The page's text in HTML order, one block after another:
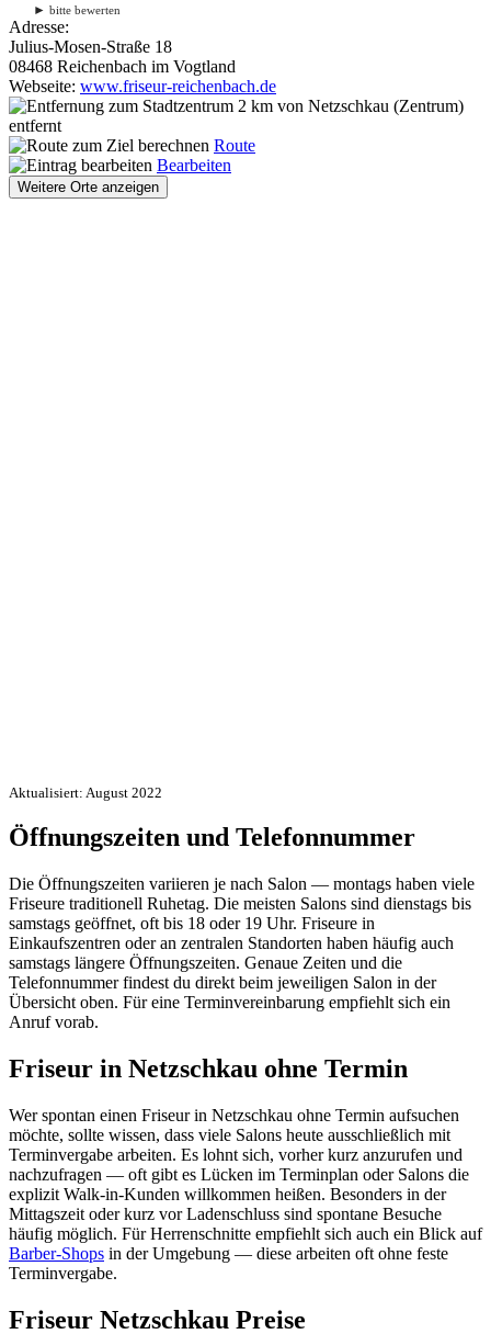
► bitte bewerten
Adresse:
Julius-Mosen-Straße 18
08468 Reichenbach im Vogtland
Webseite: www.friseur-reichenbach.de
2 km von Netzschkau (Zentrum)
entfernt
Route
Bearbeiten
Weitere Orte anzeigen
Aktualisiert: August 2022
Öffnungszeiten und Telefonnummer
Die Öffnungszeiten variieren je nach Salon — montags haben viele
Friseure traditionell Ruhetag. Die meisten Salons sind dienstags bis
samstags geöffnet, oft bis 18 oder 19 Uhr. Friseure in
Einkaufszentren oder an zentralen Standorten haben häufig auch
samstags längere Öffnungszeiten. Genaue Zeiten und die
Telefonnummer findest du direkt beim jeweiligen Salon in der
Übersicht oben. Für eine Terminvereinbarung empfiehlt sich ein
Anruf vorab.
Friseur in Netzschkau ohne Termin
Wer spontan einen Friseur in Netzschkau ohne Termin aufsuchen
möchte, sollte wissen, dass viele Salons heute ausschließlich mit
Terminvergabe arbeiten. Es lohnt sich, vorher kurz anzurufen und
nachzufragen — oft gibt es Lücken im Terminplan oder Salons die
explizit Walk-in-Kunden willkommen heißen. Besonders in der
Mittagszeit oder kurz vor Ladenschluss sind spontane Besuche
häufig möglich. Für Herrenschnitte empfiehlt sich auch ein Blick auf
Barber-Shops in der Umgebung — diese arbeiten oft ohne feste
Terminvergabe.
Friseur Netzschkau Preise